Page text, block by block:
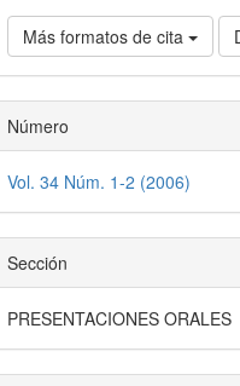
Más formatos de cita
Número
Vol. 34 Núm. 1-2 (2006)
Sección
PRESENTACIONES ORALES